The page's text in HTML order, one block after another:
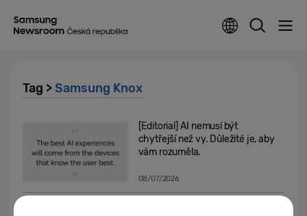
Tag > Samsung Knox
[Editorial] AI nemusí být
chytřejší než vy. Důležité je, aby
vám rozuměla.
08/07/2026